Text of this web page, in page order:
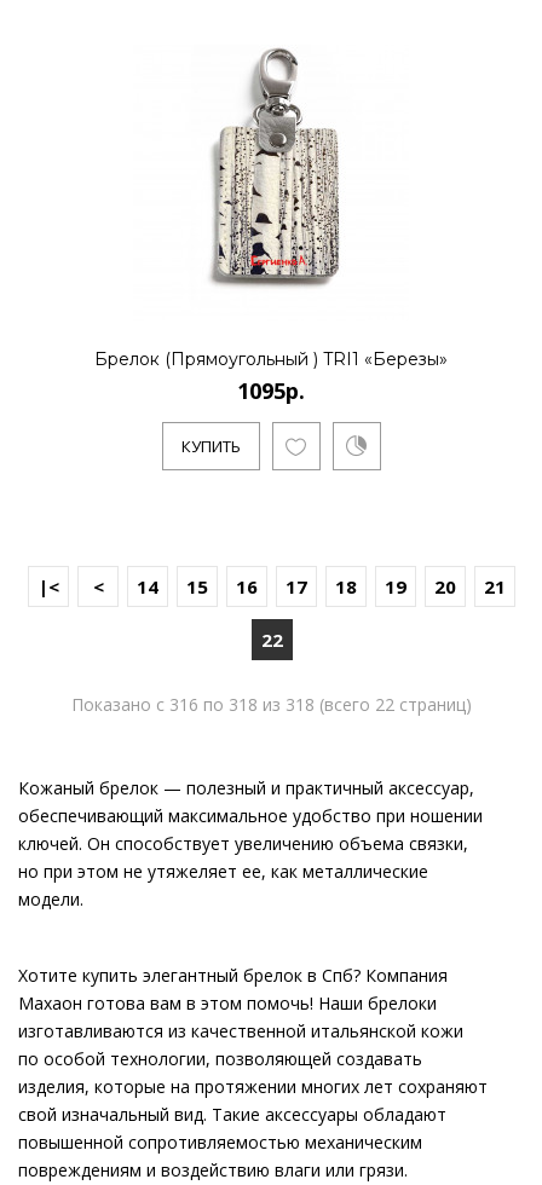
Брелок (Прямоугольный ) TRI1 «Березы»
1095р.
КУПИТЬ
|< < 14 15 16 17 18 19 20 21
22
Показано с 316 по 318 из 318 (всего 22 страниц)
Кожаный брелок — полезный и практичный аксессуар,
обеспечивающий максимальное удобство при ношении
ключей. Он способствует увеличению объема связки,
но при этом не утяжеляет ее, как металлические
модели.
Хотите купить элегантный брелок в Спб? Компания
Махаон готова вам в этом помочь! Наши брелоки
изготавливаются из качественной итальянской кожи
по особой технологии, позволяющей создавать
изделия, которые на протяжении многих лет сохраняют
свой изначальный вид. Такие аксессуары обладают
повышенной сопротивляемостью механическим
повреждениям и воздействию влаги или грязи.